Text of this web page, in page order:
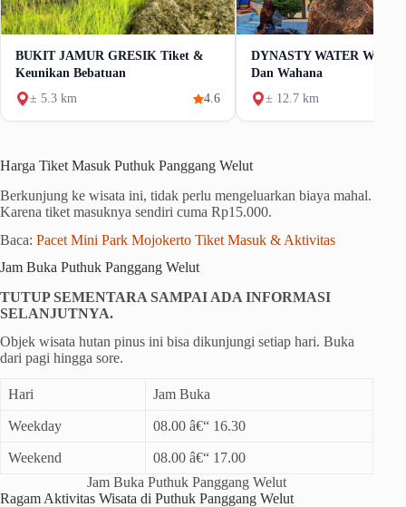
BUKIT JAMUR GRESIK Tiket &
Keunikan Bebatuan
± 5.3 km
4.6
DYNASTY WATER
Dan Wahana
± 12.7 km
Harga Tiket Masuk Puthuk Panggang Welut
Berkunjung ke wisata ini, tidak perlu mengeluarkan biaya mahal.
Karena tiket masuknya sendiri cuma Rp15.000.
Baca: Pacet Mini Park Mojokerto Tiket Masuk & Aktivitas
Jam Buka Puthuk Panggang Welut
TUTUP SEMENTARA SAMPAI ADA INFORMASI
SELANJUTNYA.
Objek wisata hutan pinus ini bisa dikunjungi setiap hari. Buka
dari pagi hingga sore.
Hari Jam Buka
Weekday 08.00 â€“ 16.30
Weekend
08.00 â€“ 17.00
Jam Buka Puthuk Panggang Welut
Ragam Aktivitas Wisata di Puthuk Panggang Welut